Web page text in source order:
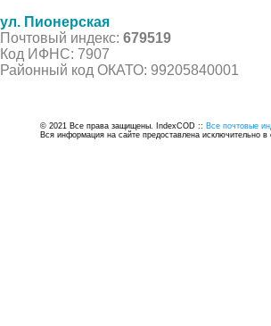
ул. Пионерская
Почтовый индекс: 679519
Код ИФНС: 7907
Районный код ОКАТО: 99205840001
© 2021 Все права защищены. IndexCOD :: Все почтовые
Вся информация на сайте предоставлена исключительно